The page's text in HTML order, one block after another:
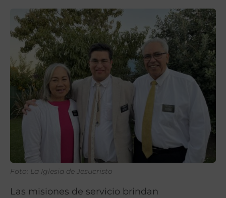
Foto: La Iglesia de Jesucristo
Las misiones de servicio brindan